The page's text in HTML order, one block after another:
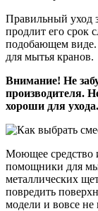
Правильный уход
продлит его срок
подобающем виде.
для мытья кранов.
Внимание! Не
производителя.
хороши для ухода.
Моющее средство
помощники для
металлических
повредить
модели и вовсе не